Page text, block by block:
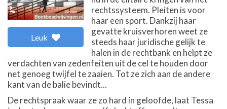
Leuk
rechtssysteem. Pleiten is voor
haar een sport. Dankzij haar
gevatte kruisverhoren weet ze
steeds haar juridische gelijk te
halen in de rechtbank en helpt ze
verdachten van zedenfeiten uit de cel te houden door
net genoeg twijfel te zaaien. Tot ze zich aan de andere
kant van de balie bevindt...
De rechtspraak waar ze zo hard in geloofde, laat Tessa